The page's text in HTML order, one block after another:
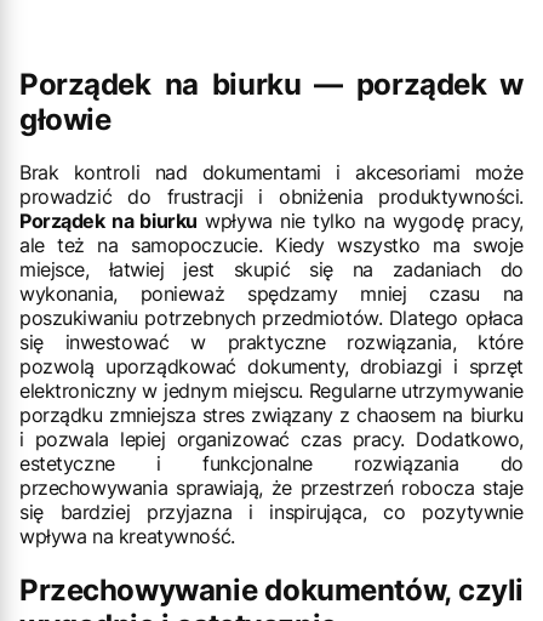
Porządek na biurku — porządek w
głowie
Brak kontroli nad dokumentami i akcesoriami może
prowadzić do frustracji i obniżenia produktywności.
Porządek na biurku wpływa nie tylko na wygodę pracy,
ale też na samopoczucie. Kiedy wszystko ma swoje
miejsce, łatwiej jest skupić się na zadaniach do
wykonania, ponieważ spędzamy mniej czasu na
poszukiwaniu potrzebnych przedmiotów. Dlatego opłaca
się inwestować w praktyczne rozwiązania, które
pozwolą uporządkować dokumenty, drobiazgi i sprzęt
elektroniczny w jednym miejscu. Regularne utrzymywanie
porządku zmniejsza stres związany z chaosem na biurku
i pozwala lepiej organizować czas pracy. Dodatkowo,
estetyczne i funkcjonalne rozwiązania do
przechowywania sprawiają, że przestrzeń robocza staje
się bardziej przyjazna i inspirująca, co pozytywnie
wpływa na kreatywność.
Przechowywanie dokumentów, czyli